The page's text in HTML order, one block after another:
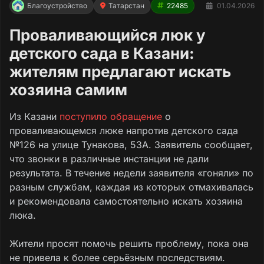
Благоустройство Татарстан 22485 01.04.2026
Проваливающийся люк у
детского сада в Казани:
жителям предлагают искать
хозяина самим
Из Казани поступило обращение о
проваливающемся люке напротив детского сада
№126 на улице Тунакова, 53А. Заявитель сообщает,
что звонки в различные инстанции не дали
результата. В течение недели заявителя «гоняли» по
разным службам, каждая из которых отмахивалась
и рекомендовала самостоятельно искать хозяина
люка.
Жители просят помочь решить проблему, пока она
не привела к более серьёзным последствиям.